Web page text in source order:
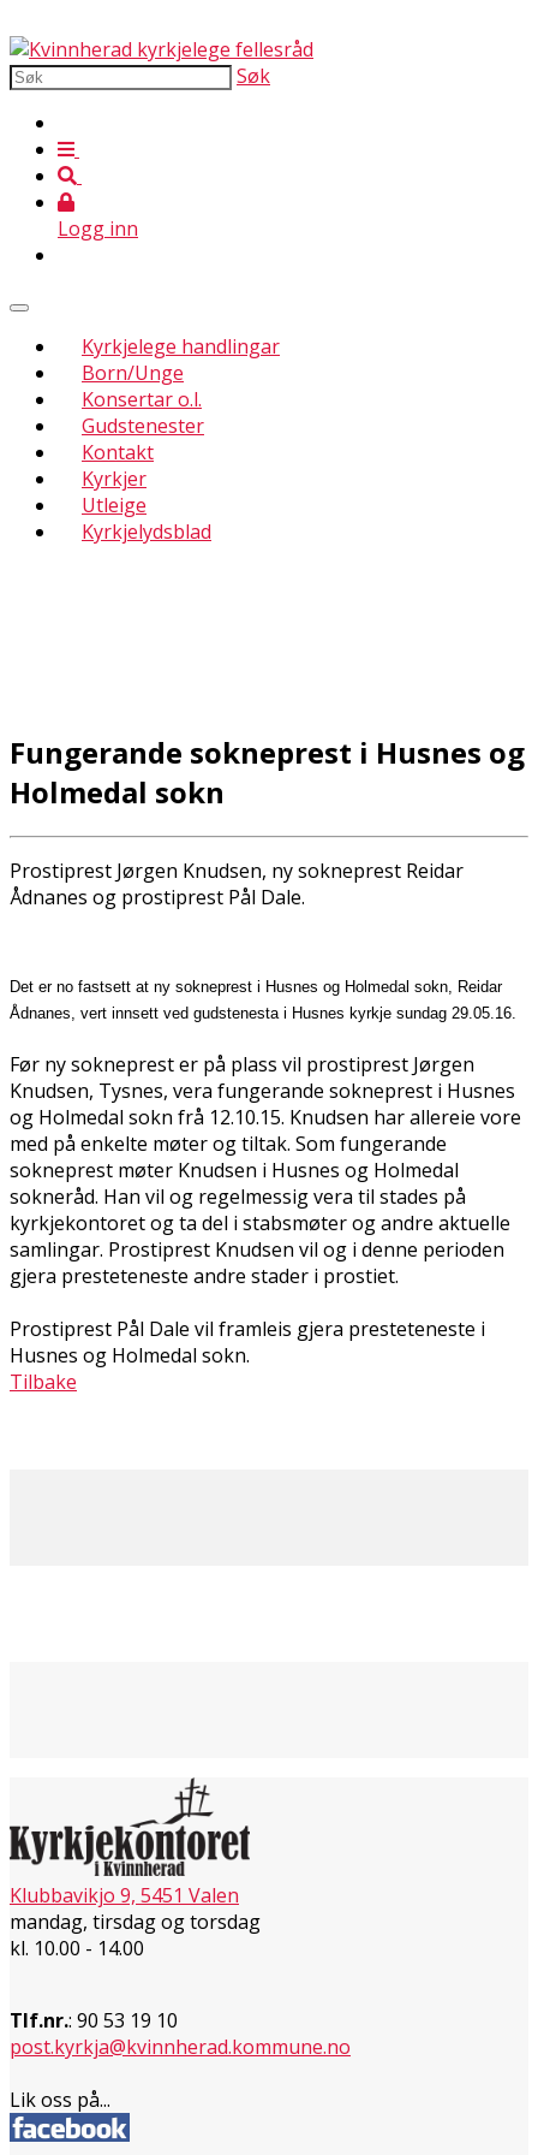
Søk
Logg inn
Kyrkjelege handlingar
Born/Unge
Konsertar o.l.
Gudstenester
Kontakt
Kyrkjer
Utleige
Kyrkjelydsblad
Fungerande sokneprest i Husnes og
Holmedal sokn
Prostiprest Jørgen Knudsen, ny sokneprest Reidar
Ådnanes og prostiprest Pål Dale.
Det er no fastsett at ny sokneprest i Husnes og Holmedal sokn, Reidar
Ådnanes, vert innsett ved gudstenesta i Husnes kyrkje sundag 29.05.16.
Før ny sokneprest er på plass vil prostiprest Jørgen
Knudsen, Tysnes, vera fungerande sokneprest i Husnes
og Holmedal sokn frå 12.10.15. Knudsen har allereie vore
med på enkelte møter og tiltak. Som fungerande
sokneprest møter Knudsen i Husnes og Holmedal
sokneråd. Han vil og regelmessig vera til stades på
kyrkjekontoret og ta del i stabsmøter og andre aktuelle
samlingar. Prostiprest Knudsen vil og i denne perioden
gjera presteteneste andre stader i prostiet.
Prostiprest Pål Dale vil framleis gjera presteteneste i
Husnes og Holmedal sokn.
Tilbake
Klubbavikjo 9, 5451 Valen
mandag, tirsdag og torsdag
kl. 10.00 - 14.00
Tlf.nr.: 90 53 19 10
post.kyrkja@kvinnherad.kommune.no
Lik oss på...